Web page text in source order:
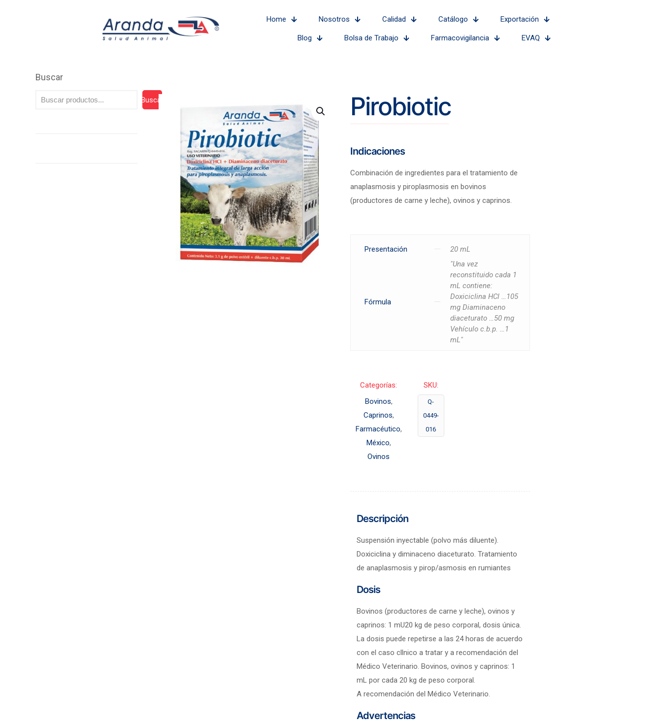
Home Nosotros Calidad Catálogo Exportación
Blog Bolsa de Trabajo Farmacovigilancia EVAQ
Pirobiotic
Indicaciones
Combinación de ingredientes para el tratamiento de
anaplasmosis y piroplasmosis en bovinos
(productores de carne y leche), ovinos y caprinos.
Presentación 20 mL
Fórmula
"Una vez
reconstituido cada 1
mL contiene:
Doxiciclina HCl …105
mg Diaminaceno
diaceturato …50 mg
Vehículo c.b.p. …1
mL"
Categorías:
Bovinos,
Caprinos,
Farmacéutico,
México,
Ovinos
SKU:
Q-
0449-
016
Descripción
Suspensión inyectable (polvo más diluente).
Doxiciclina y diminaceno diaceturato. Tratamiento
de anaplasmosis y pirop/asmosis en rumiantes
Dosis
Bovinos (productores de carne y leche), ovinos y
caprinos: 1 mU20 kg de peso corporal, dosis única.
La dosis puede repetirse a las 24 horas de acuerdo
con el caso cllnico a tratar y a recomendación del
Médico Veterinario. Bovinos, ovinos y caprinos: 1
mL por cada 20 kg de peso corporal.
A recomendación del Médico Veterinario.
Advertencias
Buscar
Buscar